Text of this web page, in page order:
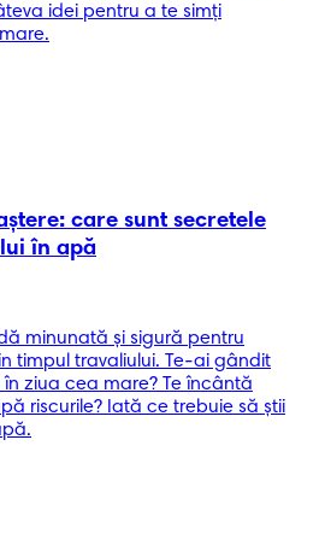
idei pentru a te simţi
care sunt secretele
în apă
minunată şi sigură pentru
timpul travaliului. Te-ai gândit
ziua cea mare? Te încântă
riscurile? Iată ce trebuie să ştii